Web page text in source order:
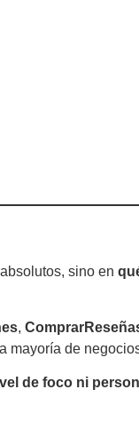
sino en
,
mayoría de
de foco ni